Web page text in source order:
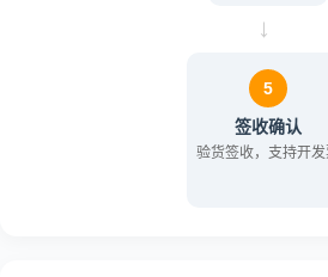
→
5
签收确认
验货签收，支持开